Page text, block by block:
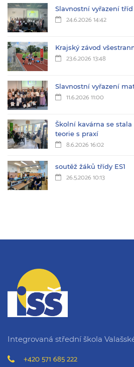
Slavnostní vyřazení tříd
24.6.2026 14:42
Krajský závod
23.6.2026 13:48
Slavnostní vyřazení
11.6.2026 11:00
Školní kavárna se
teorie s praxí
8.6.2026 16:02
soutěž žáků třídy ES1
26.5.2026 10:13
Integrovaná střední škola
+420 571 685 222